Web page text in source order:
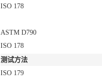
ISO 178
ASTM D790
ISO 178
测试方法
ISO 179